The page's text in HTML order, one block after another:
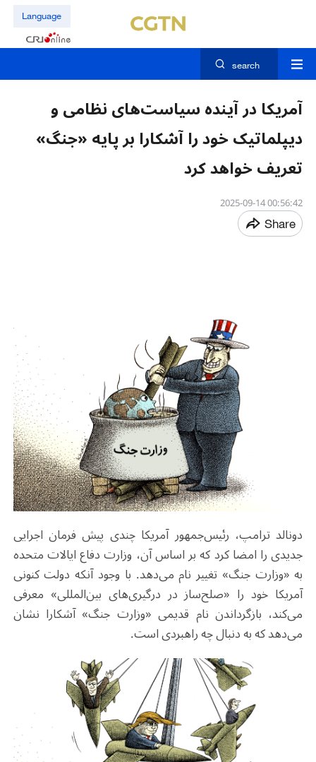
Language
search
آمریکا در آینده سیاست‌های نظامی و
دیپلماتیک خود را آشکارا بر پایه «جنگ»
تعریف خواهد کرد
00:56:42 2025-09-14
Share
دونالد ترامپ، رئیس‌جمهور آمریکا چندی پیش فرمان اجرایی
جدیدی را امضا کرد که بر اساس آن، وزارت دفاع ایالات متحده
به «وزارت جنگ» تغییر نام می‌دهد. با وجود آنکه دولت کنونی
آمریکا خود را «صلح‌ساز در درگیری‌های بین‌المللی» معرفی
می‌کند، بازگرداندن نام قدیمی «وزارت جنگ» آشکارا نشان
می‌دهد که به دنبال چه راهبردی است.